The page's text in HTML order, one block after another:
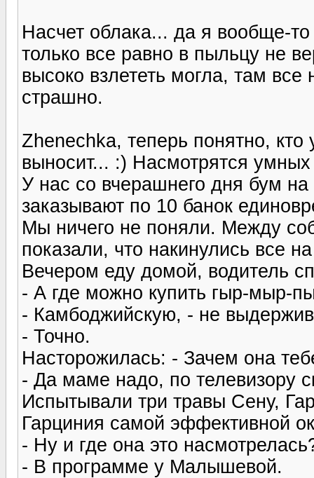
Насчет облака... да я вообще-
только все равно в пыльцу не
высоко взлететь могла, там
страшно.
Zhenechka, теперь понятно,
выносит... :) Насмотрятся
У нас со вчерашнего дня бум на
заказывают по 10 банок
Мы ничего не поняли. Между
показали, что накинулись все
Вечером еду домой, водитель
- А где можно купить гыр-мыр-
- Камбоджийскую, - не
- Точно.
Насторожилась: - Зачем она
- Да маме надо, по телевизору
Испытывали три травы Сену,
Гарциния самой эффективной
- Ну и где она это
- В программе у Малышевой.